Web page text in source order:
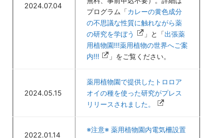
2024.07.04
プログラム「カレーの黄色成分
の不思議な性質に触れながら薬
の研究を学ぼう
」と「出張薬
用植物園!!!薬用植物の世界へご案
内!!!
」をご覧ください。
2024.05.15
薬用植物園で提供したトロロア
オイの種を使った研究がプレス
リリースされました。
2022.01.14
※注意※ 薬用植物園内電気柵設置